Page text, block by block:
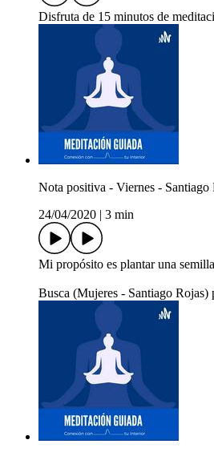
Disfruta de 15 minutos de
Nota positiva - Viernes - Santiago
24/04/2020
3 min
Mi propósito es plantar una
Busca (Mujeres - Santiago Rojas)